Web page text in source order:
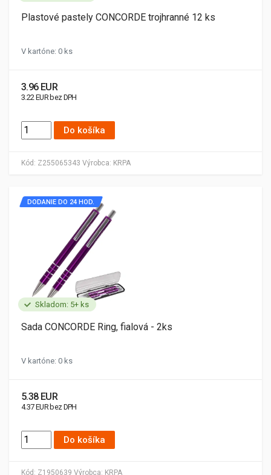
Kód: Z255065343 Výrobca: KRPA
Plastové pastely CONCORDE trojhranné 12 ks
V kartóne: 0 ks
3.96 EUR
3.22 EUR bez DPH
Do košíka
Skladom: 5+ ks
Kód: Z1950639 Výrobca: KRPA
DODANIE DO 24 HOD.
Sada CONCORDE Ring, fialová - 2ks
V kartóne: 0 ks
5.38 EUR
4.37 EUR bez DPH
Do košíka